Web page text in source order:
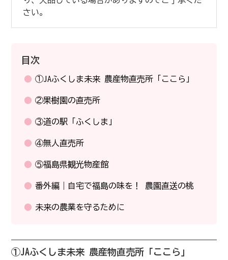
さい。
目次
①JAふくしま未来 農産物直売所「ここら」
②果樹園の直売所
③道の駅「ふくしま」
④無人直売所
⑤福島県観光物産館
番外編｜自宅で福島の味を！ 農園直送の桃
未来の農業を守るために
①JAふくしま未来 農産物直売所「ここら」